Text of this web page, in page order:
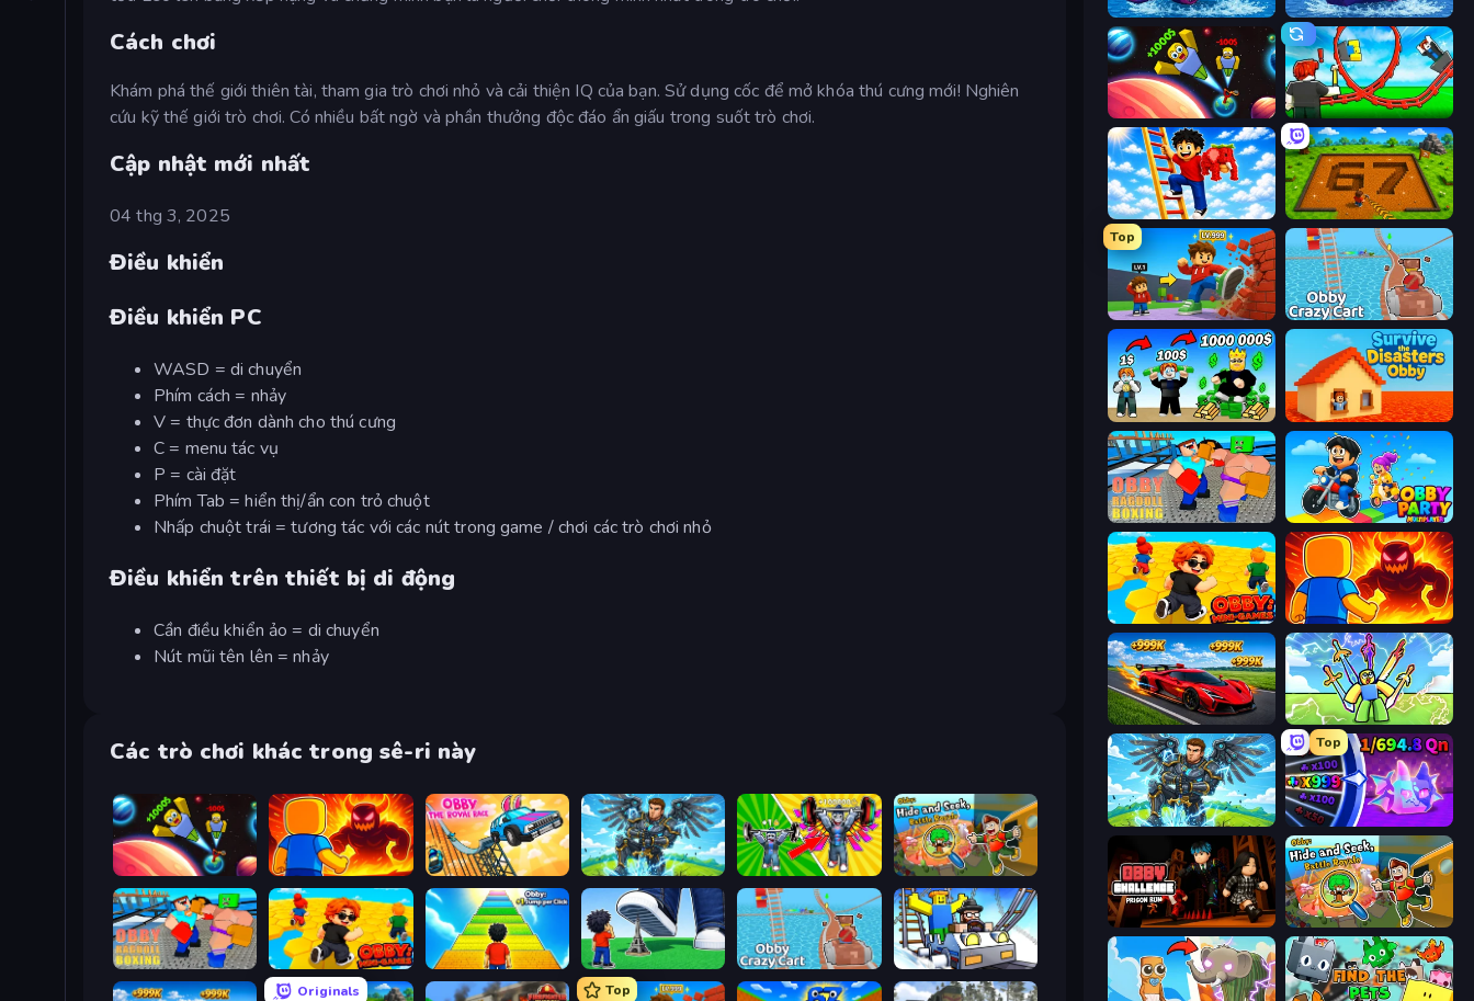
Cách chơi
Khám phá thế giới thiên tài, tham gia trò chơi nhỏ và cải thiện IQ của bạn. Sử dụng cốc để mở khóa thú cưng mới! Nghiên
cứu kỹ thế giới trò chơi. Có nhiều bất ngờ và phần thưởng độc đáo ẩn giấu trong suốt trò chơi.
Cập nhật mới nhất
04 thg 3, 2025
Điều khiển
Điều khiển PC
WASD = di chuyển
Phím cách = nhảy
V = thực đơn dành cho thú cưng
C = menu tác vụ
P = cài đặt
Phím Tab = hiển thị/ẩn con trỏ chuột
Nhấp chuột trái = tương tác với các nút trong game / chơi các trò chơi nhỏ
Điều khiển trên thiết bị di động
Cần điều khiển ảo = di chuyển
Nút mũi tên lên = nhảy
Các trò chơi khác trong sê-ri này
Obby: +1 to Spaceflight Altitude Obby: Legendary Dragon Obby: The Royal Race Obby: Pull a Sword Obby: Gym Simulator, Escape Obby: Hide and Seek, Battle Royale
Obby: Ragdoll Boxing Obby: Mini-Games Obby: +1 Jump per Click Obby: Crazy Cart Obby: Ride Carts
Originals Top
Obby Plane Power Challenge: Fly Obby Fish Challenge: Ride
Obby: +1 to Spaceflight Altitude Build a Rollercoaster: Simulator
Ladder to Brainhot: Climb Obby: Dig Brainrots
Top
Obby: +1 Click Wall Breaker Obby: Crazy Cart
Obby Tycoon Build the City Survive the Disasters: Obby
Obby: Ragdoll Boxing Obby Party Multiplayer
Obby: Mini-Games Obby: Legendary Dragon
Obby vs Brainrot
Obby: Pull a Sword
Top
Meeland.io
Obby Challenge: Prison Run Obby: Hide and Seek, Battle Royale